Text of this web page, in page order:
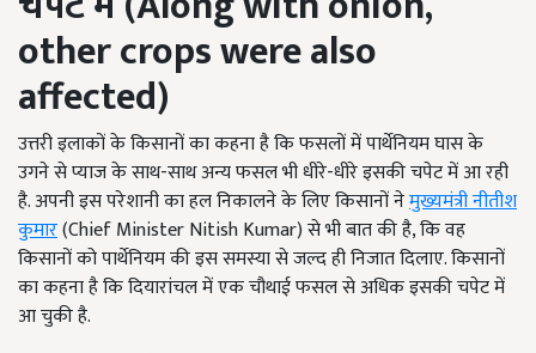
other crops were also
affected)
उत्तरी इलाकों के किसानों का कहना है कि फसलों में पार्थेनियम घास के
उगने से प्याज के साथ-साथ अन्य फसल भी धीरे-धीरे इसकी चपेट में आ रही
है. अपनी इस परेशानी का हल निकालने के लिए किसानों नेमुख्यमंत्री नीतीश
कुमार(Chief Minister Nitish Kumar) से भी बात की है, कि वह
किसानों को पार्थेनियम की इस समस्या से जल्द ही निजात दिलाए. किसानों
का कहना है कि दियारांचल में एक चौथाई फसल से अधिक इसकी चपेट में
आ चुकी है.